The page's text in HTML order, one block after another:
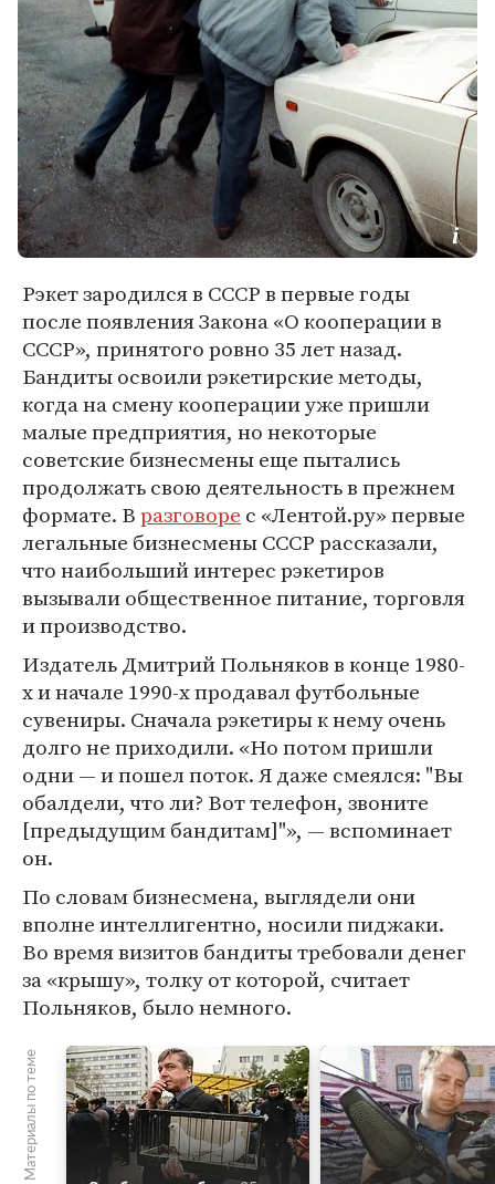
Рэкет зародился в СССР в первые годы
после появления Закона «О кооперации в
СССР», принятого ровно 35 лет назад.
Бандиты освоили рэкетирские методы,
когда на смену кооперации уже пришли
малые предприятия, но некоторые
советские бизнесмены еще пытались
продолжать свою деятельность в прежнем
формате. Вразговоре с «Лентой.ру» первые
легальные бизнесмены СССР рассказали,
что наибольший интерес рэкетиров
вызывали общественное питание, торговля
и производство.
Издатель Дмитрий Польняков в конце 1980-
х и начале 1990-х продавал футбольные
сувениры. Сначала рэкетиры к нему очень
долго не приходили. «Но потом пришли
одни — и пошел поток. Я даже смеялся: "Вы
обалдели, что ли? Вот телефон, звоните
[предыдущим бандитам]"», — вспоминает
он.
По словам бизнесмена, выглядели они
вполне интеллигентно, носили пиджаки.
Во время визитов бандиты требовали денег
за «крышу», толку от которой, считает
Польняков, было немного.
Материалы по теме